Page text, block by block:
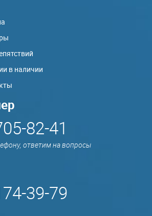
в наличии
82-41
ответим на вопросы
39-79